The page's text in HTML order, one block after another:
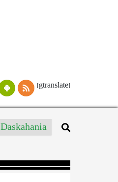
[gtranslate]
Daskahania